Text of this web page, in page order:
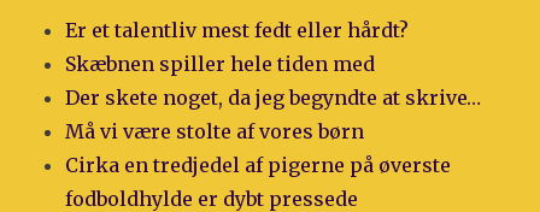
Er et talentliv mest fedt eller hårdt?
Skæbnen spiller hele tiden med
Der skete noget, da jeg begyndte at skrive…
Må vi være stolte af vores børn
Cirka en tredjedel af pigerne på øverste
fodboldhylde er dybt pressede